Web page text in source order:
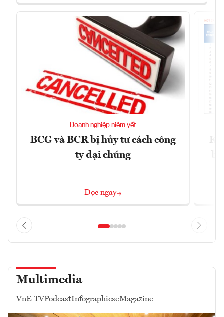
Doanh nghiệp niêm yết
BCG và BCR bị hủy tư cách công
ty đại chúng
Đọc ngay
Multimedia
VnE TVPodcastInfographicseMagazine